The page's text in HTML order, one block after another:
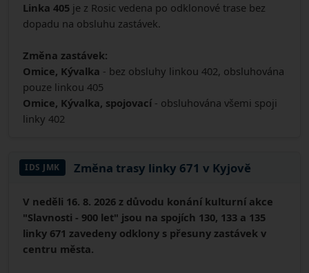
Linka 405 je z Rosic vedena po odklonové trase bez
dopadu na obsluhu zastávek.
Změna zastávek:
Omice, Kývalka - bez obsluhy linkou 402, obsluhována
pouze linkou 405
Omice, Kývalka, spojovací - obsluhována všemi spoji
linky 402
IDS JMK Změna trasy linky 671 v Kyjově
V neděli 16. 8. 2026 z důvodu konání kulturní akce
"Slavnosti - 900 let" jsou na spojích 130, 133 a 135
linky 671 zavedeny odklony s přesuny zastávek v
centru města.